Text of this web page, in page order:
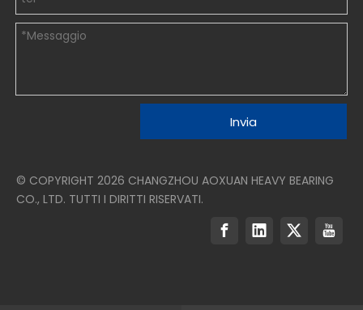
Invia
© COPYRIGHT 2026 CHANGZHOU AOXUAN HEAVY BEARING
CO., LTD. TUTTI I DIRITTI RISERVATI.